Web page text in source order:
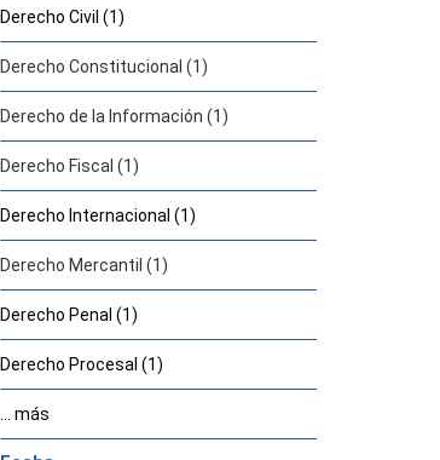
Derecho Civil (1)
Derecho Constitucional (1)
Derecho de la Información (1)
Derecho Fiscal (1)
Derecho Internacional (1)
Derecho Mercantil (1)
Derecho Penal (1)
Derecho Procesal (1)
... más